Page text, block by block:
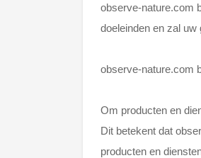
observe-nature.com
doeleinden en zal
observe-nature.com
Om producten en
Dit betekent dat
producten en